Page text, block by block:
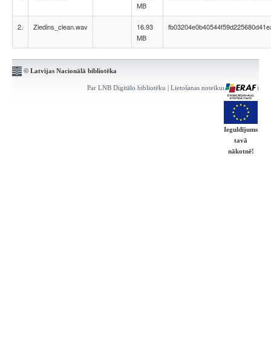
MB
2. Ziedins_clean.wav
16.93
MB
© Latvijas Nacionālā bibliotēka
Par LNB Digitālo bibliotēku | Lietošanas noteikumi | Kontakti
Ieguldījums
tavā
nākotnē!